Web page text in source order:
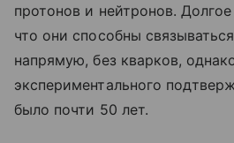
протонов и нейтронов.
что они способны
напрямую, без кварков,
экспериментального
было почти 50 лет.